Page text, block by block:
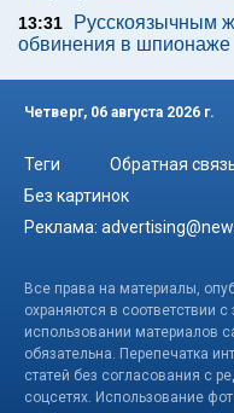
13:31
Русскоязычным
обвинения в шпионаже
Четверг, 06 августа 2026 г.
Теги Обратная
Без картинок
Реклама:
Все права на материалы,
охраняются в соответствии
использовании материалов
обязательна. Перепечатка
статей без согласования с
соцсетях. Использование